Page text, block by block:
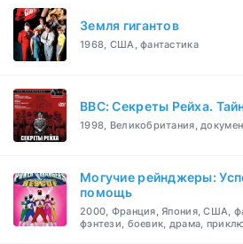
Земля гигантов
1968, США, фантастика
BBC: Секреты Рейха.
1998, Великобритания,
Могучие рейнджеры:
помощь
2000, Франция, Япония, США,
фэнтези, боевик, драма,